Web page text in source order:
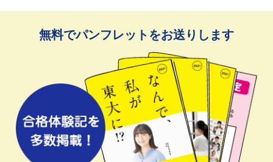
無料でパンフレットをお送りします